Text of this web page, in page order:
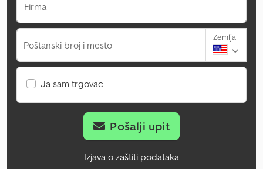
Firma
Poštanski broj i mesto
Zemlja
Ja sam trgovac
Pošalji upit
Izjava o zaštiti podataka